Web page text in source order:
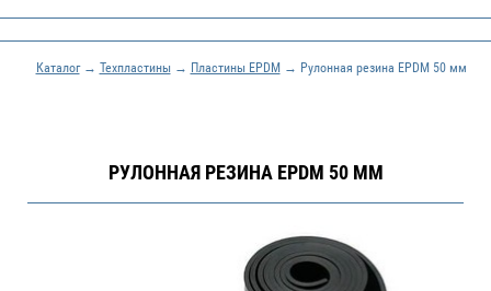
Каталог→ Техпластины→ Пластины EPDM→ Рулонная резина EPDM 50 мм
РУЛОННАЯ РЕЗИНА EPDM 50 ММ